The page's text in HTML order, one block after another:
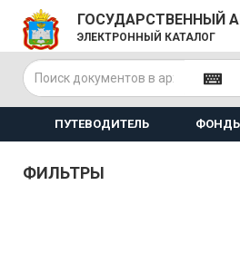
ГОСУДАРСТВЕННЫЙ
ЭЛЕКТРОННЫЙ КАТАЛОГ
ПУТЕВОДИТЕЛЬ
ФИЛЬТРЫ